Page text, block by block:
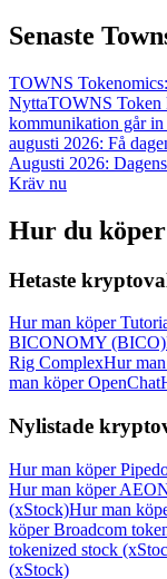
Senaste
TOWNS
NyttaTOWNS Token
kommunikation går in
augusti 2026: Få
Augusti 2026:
Kräv nu
Hur du
Hetaste
Hur man köper
BICONOMY (BICO)
Rig ComplexHur
man köper OpenChat
Nylistade
Hur man köper
Hur man köper
(xStock)Hur man
köper Broadcom
tokenized stock
(xStock)